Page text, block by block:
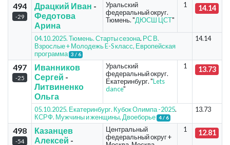
494
-29
Драцкий Иван -
Федотова
Арина
Уральский
федеральный округ.
Тюмень. "ДЮСШ ЦСТ"
1 14.14
04.10.2025. Тюмень. Старты сезона. РС В.
Взрослые + Молодежь E-S класс, Европейская
программа 3 / 6
14.14
497
-25
Иванников
Сергей -
Литвиненко
Ольга
Уральский
федеральный округ.
Екатеринбург. "Lets
dance"
1 13.73
05.10.2025. Екатеринбург. Кубок Олимпа -2025.
КСРФ. Мужчины и женщины, Двоеборье 4 / 6
13.73
498
-54
Казанцев
Алексей -
Центральный
федеральный округ +
1 12.81